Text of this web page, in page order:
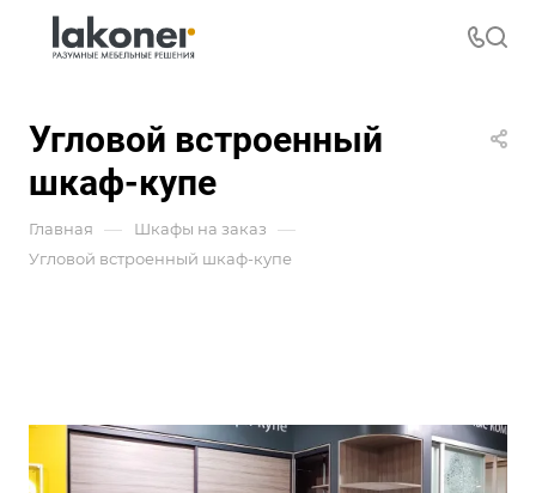
Угловой встроенный
шкаф-купе
Главная — Шкафы на заказ —
Угловой встроенный шкаф-купе